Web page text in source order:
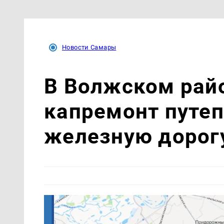
Новости Самары
В Волжском
капремонт
железную